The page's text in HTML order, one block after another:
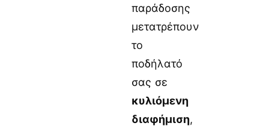
παράδοσης
μετατρέπουν
το
ποδήλατό
σας σε
κυλιόμενη
διαφήμιση,